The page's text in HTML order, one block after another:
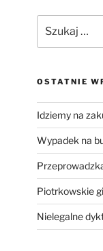
OSTATNIE
Idziemy na
Wypadek na
Piotrkowskie
Nielegalne